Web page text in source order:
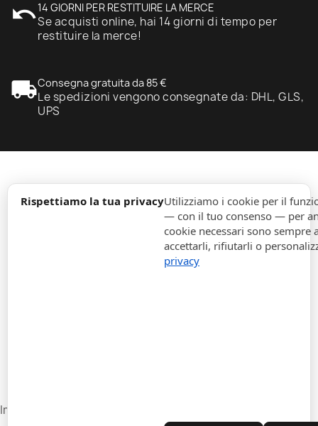
Rispettiamo la tua privacyUtilizziamo i cookie per il
— con il tuo consenso — per
cookie necessari sono
accettarli, rifiutarli o
privacy
undo14 GIORNI PER RESTITUIRE LA MERCE
Se acquisti online, hai 14 giorni di tempo per
restituire la merce!
local_shippingConsegna gratuita da 85 €
Le spedizioni vengono consegnate da: DHL, GLS,
UPS
expand_more
expand_more
Impostazioni cookie